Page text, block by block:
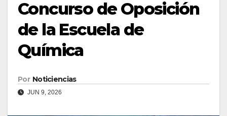
Concurso de Oposición
de la Escuela de
Química
Por Noticiencias
JUN 9, 2026